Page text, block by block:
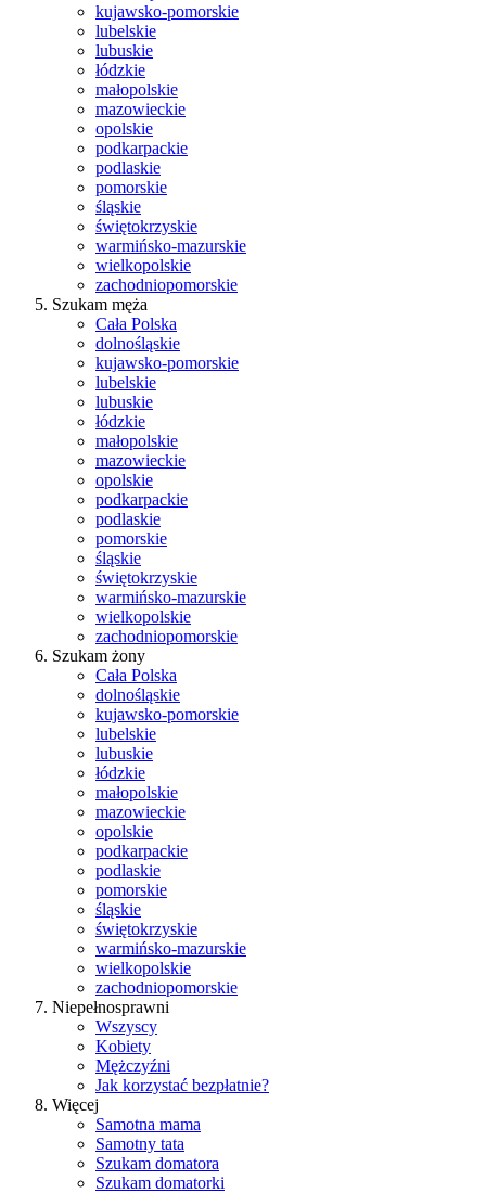
kujawsko-pomorskie
lubelskie
lubuskie
łódzkie
małopolskie
mazowieckie
opolskie
podkarpackie
podlaskie
pomorskie
śląskie
świętokrzyskie
warmińsko-mazurskie
wielkopolskie
zachodniopomorskie
Szukam męża
Cała Polska
dolnośląskie
kujawsko-pomorskie
lubelskie
lubuskie
łódzkie
małopolskie
mazowieckie
opolskie
podkarpackie
podlaskie
pomorskie
śląskie
świętokrzyskie
warmińsko-mazurskie
wielkopolskie
zachodniopomorskie
Szukam żony
Cała Polska
dolnośląskie
kujawsko-pomorskie
lubelskie
lubuskie
łódzkie
małopolskie
mazowieckie
opolskie
podkarpackie
podlaskie
pomorskie
śląskie
świętokrzyskie
warmińsko-mazurskie
wielkopolskie
zachodniopomorskie
Niepełnosprawni
Wszyscy
Kobiety
Mężczyźni
Jak korzystać bezpłatnie?
Więcej
Samotna mama
Samotny tata
Szukam domatora
Szukam domatorki